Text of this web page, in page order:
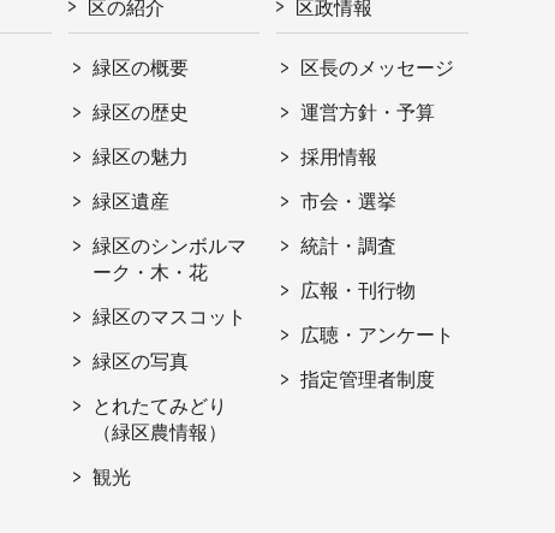
区の紹介
緑区の概要
緑区の歴史
緑区の魅力
緑区遺産
緑区のシンボルマ
ーク・木・花
緑区のマスコット
緑区の写真
とれたてみどり
（緑区農情報）
観光
区政情報
区長のメッセージ
運営方針・予算
採用情報
市会・選挙
統計・調査
広報・刊行物
広聴・アンケート
指定管理者制度